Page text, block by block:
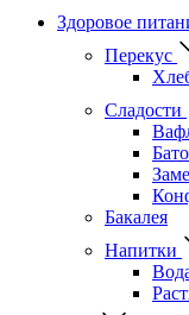
Здоровое
Перекус
Сладости
Бакалея
Напитки